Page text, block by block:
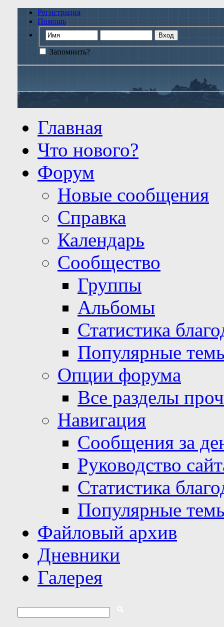
Регистрация
Помощь
Запомнить?
Главная
Что нового?
Форум
Новые сообщения
Справка
Календарь
Сообщество
Группы
Альбомы
Статистика
Популярные
Опции форума
Все разделы
Навигация
Сообщения за
Руководство
Статистика
Популярные
Файловый архив
Дневники
Галерея